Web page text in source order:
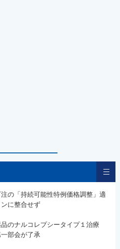
の「持続可能性特例価格調整」適
に整合せず
のナルコレプシータイプ１治療
部会が了承